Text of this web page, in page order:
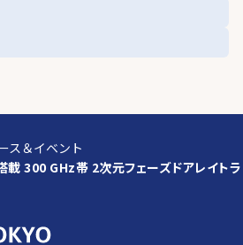
ス＆イベント
載 300 GHz帯 2次元フェーズドアレイトラ